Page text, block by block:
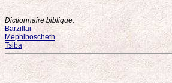
Dictionnaire biblique:
Barzillai
Mephiboscheth
Tsiba